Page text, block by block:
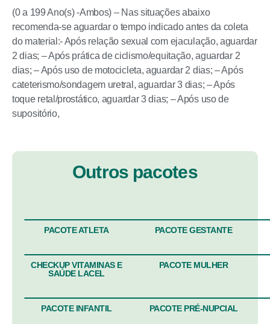
(0 a 199 Ano(s) -Ambos) – Nas situações abaixo
recomenda-se aguardar o tempo indicado antes da coleta
do material:- Após relação sexual com ejaculação, aguardar
2 dias; – Após prática de ciclismo/equitação, aguardar 2
dias; – Após uso de motocicleta, aguardar 2 dias;­ – Após
cateterismo/sondagem uretral, aguardar 3 dias; – Após
toque retal/prostático, aguardar 3 dias; – Após uso de
supositório,
Outros pacotes
PACOTE ATLETA PACOTE GESTANTE
CHECKUP VITAMINAS E
SAÚDE LACEL
PACOTE MULHER
PACOTE INFANTIL PACOTE PRÉ-NUPCIAL